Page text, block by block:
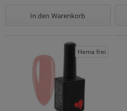
In den Warenkorb
Hema frei